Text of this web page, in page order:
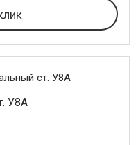
У8А